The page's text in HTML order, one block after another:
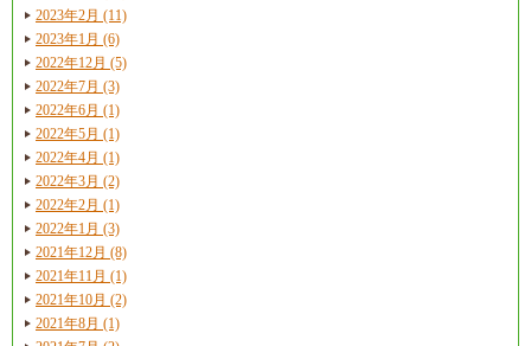
2023年2月 (11)
2023年1月 (6)
2022年12月 (5)
2022年7月 (3)
2022年6月 (1)
2022年5月 (1)
2022年4月 (1)
2022年3月 (2)
2022年2月 (1)
2022年1月 (3)
2021年12月 (8)
2021年11月 (1)
2021年10月 (2)
2021年8月 (1)